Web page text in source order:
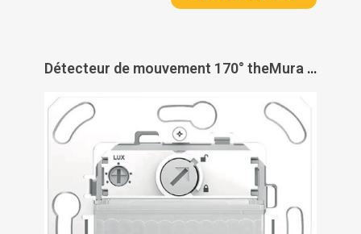
Détecteur de mouvement 170° theMura S180-100 - THEBEN